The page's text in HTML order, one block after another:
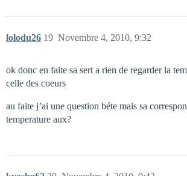
lolodu26 Novembre 4, 2010, 9:32
19
ok donc en faite sa sert a rien de regarder la
celle des coeurs
au faite j’ai une question béte mais sa
temperature aux?